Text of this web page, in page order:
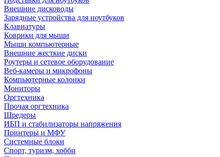
Внешние дисководы
Зарядные устройства для ноутбуков
Клавиатуры
Коврики для мыши
Мыши компьютерные
Внешние жесткие диски
Роутеры и сетевое оборудование
Веб-камеры и микрофоны
Компьютерные колонки
Мониторы
Оргтехника
Прочая оргтехника
Шредеры
ИБП и стабилизаторы напряжения
Принтеры и МФУ
Системные блоки
Спорт, туризм, хобби